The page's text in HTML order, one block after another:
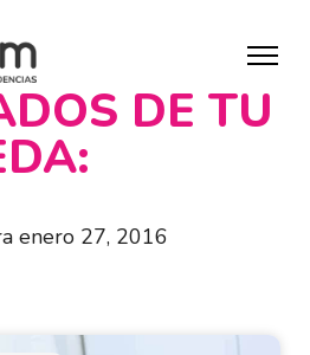
DE TU
enero 27, 2016